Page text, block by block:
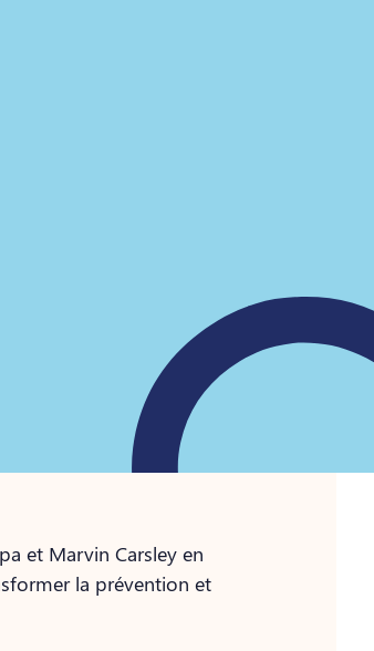
et Marvin Carsley en
la prévention et